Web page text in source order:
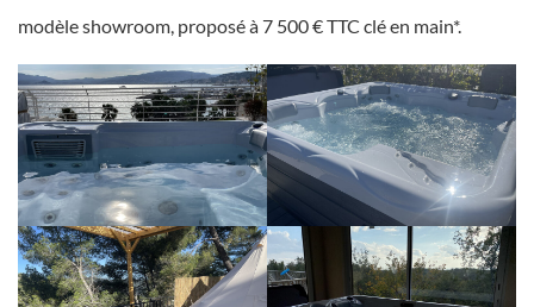
modèle showroom, proposé à 7 500 € TTC clé en main*.